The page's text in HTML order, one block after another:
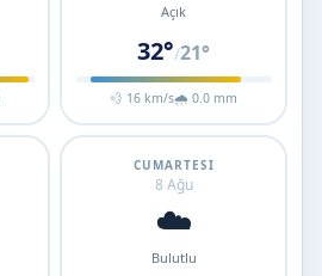
Açık
32°/21°
💨 16 km/s🌧 0.0 mm
CUMARTESI
8 Ağu
☁️
Bulutlu